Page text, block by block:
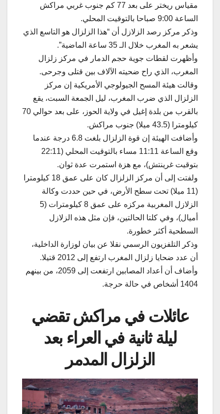
مقياس ريختر على بعد 77 كم جنوب غربي مراكش
الساعة 9:00 صباحا بالتوقيت المحلي.
وذكر مركز رصد الزلازل أن “هذا الزلزال هو التاسع الذي
يشعر به المغرب خلال الـ 35 ساعة الماضية”.
وأظهرت لقطات جوية حجم الدمار في مركز زلزال
المغرب، الذي راح ضحيته الآلاف بين قتلى وجرحى.
وقالت هيئة المسح الجيولوجي الأمريكية إن مركز
الزلزال الذي ضرب المغرب، ليل الجمعة السبت، يقع
بالقرب من بلدة إغيل في ولاية الحوز، على بعد حوالي 70
كيلومترا (43.5 ميلا) جنوب مراكش.
وأضافت الهيئة إن قوة الزلزال بلغت 6.8 درجة عندما
وقع الساعة 11:11 مساء بالتوقيت المحلي (22:11
بتوقيت غرينتش)، مع هزة استمرت عدة ثوان.
ولفتت إلى أن مركز الزلزال كان على عمق 18 كيلومترا
(11 ميلا) تحت سطح الأرض، في حين حددت وكالة
الزلازل المغربية مركزه على عمق 8 كيلومترات (5
أميال)، وفي كلتا الحالتين، فإن مثل هذه الزلازل
السطحية أكثر خطورة.
وذكر التلفزيون الرسمي نقلا عن بيان لوزارة الداخلية،
أن عدد ضحايا زلزال المغرب ارتفع إلى 2012 قتيلا.
وأضاف أن أعداد المصابين ارتفعت إلى 2059، من بينهم
1404 أشخاص في حالة حرجة.
عائلات في مراكش تقضي
ليلة ثانية في العراء بعد
الزلزال المدمر